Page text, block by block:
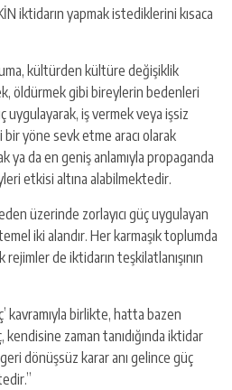
iktidarın yapmak istediklerini kısaca
kültürden kültüre değişiklik
öldürmek gibi bireylerin bedenleri
iş vermek veya işsiz
bir yöne sevk etme aracı olarak
ya da en geniş anlamıyla propaganda
etkisi altına alabilmektedir.
üzerinde zorlayıcı güç uygulayan
iki alandır. Her karmaşık toplumda
de iktidarın teşkilatlanışının
kavramıyla birlikte, hatta bazen
kendisine zaman tanıdığında iktidar
dönüşsüz karar anı gelince güç